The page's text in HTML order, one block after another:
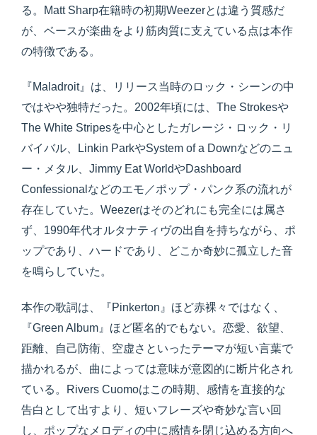
る。Matt Sharp在籍時の初期Weezerとは違う質感だ
が、ベースが楽曲をより筋肉質に支えている点は本作
の特徴である。
『Maladroit』は、リリース当時のロック・シーンの中
ではやや独特だった。2002年頃には、The Strokesや
The White Stripesを中心としたガレージ・ロック・リ
バイバル、Linkin ParkやSystem of a Downなどのニュ
ー・メタル、Jimmy Eat WorldやDashboard
Confessionalなどのエモ／ポップ・パンク系の流れが
存在していた。Weezerはそのどれにも完全には属さ
ず、1990年代オルタナティヴの出自を持ちながら、ポ
ップであり、ハードであり、どこか奇妙に孤立した音
を鳴らしていた。
本作の歌詞は、『Pinkerton』ほど赤裸々ではなく、
『Green Album』ほど匿名的でもない。恋愛、欲望、
距離、自己防衛、空虚さといったテーマが短い言葉で
描かれるが、曲によっては意味が意図的に断片化され
ている。Rivers Cuomoはこの時期、感情を直接的な
告白として出すより、短いフレーズや奇妙な言い回
し、ポップなメロディの中に感情を閉じ込める方向へ